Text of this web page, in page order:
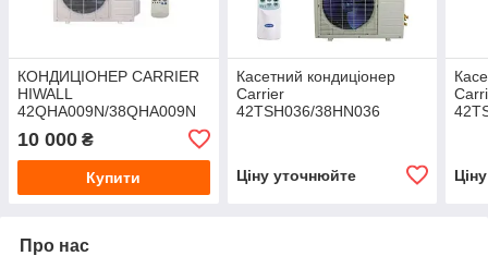
КОНДИЦІОНЕР CARRIER
HIWALL
42QHA009N/38QHA009N
10 000 ₴
Купити
Касетний кондиціонер
Carrier
42TSH036/38HN036
Ціну уточнюйте
Про нас